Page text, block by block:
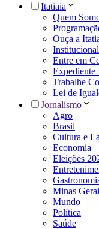
Itatiaia
Quem
Ouça a
Institucional
Entre em
Expediente
Trabalhe
Lei de
Jornalismo
Agro
Brasil
Cultura e
Economia
Eleições
Minas
Mundo
Política
Saúde